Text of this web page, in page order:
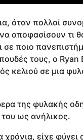
όταν πολλοί
αποφασίσουν τι
ποιο
τους, ο Ryan
κελιού σε μια
της φυλακής
ως ανήλικος.
είχε φύγει